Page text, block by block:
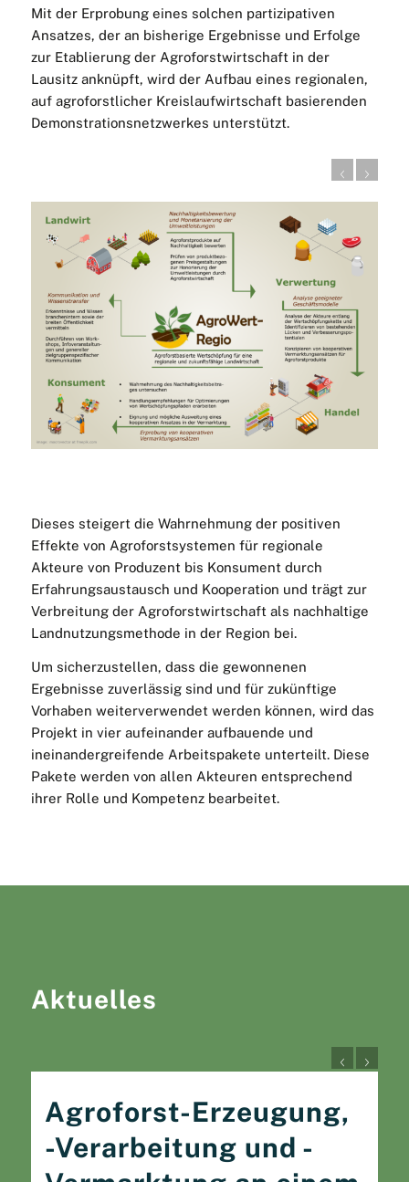
Mit der Erprobung eines solchen partizipativen
Ansatzes, der an bisherige Ergebnisse und Erfolge
zur Etablierung der Agroforstwirtschaft in der
Lausitz anknüpft, wird der Aufbau eines regionalen,
auf agroforstlicher Kreislaufwirtschaft basierenden
Demonstrationsnetzwerkes unterstützt.
Dieses steigert die Wahrnehmung der positiven
Effekte von Agroforstsystemen für regionale
Akteure von Produzent bis Konsument durch
Erfahrungsaustausch und Kooperation und trägt zur
Verbreitung der Agroforstwirtschaft als nachhaltige
Landnutzungsmethode in der Region bei.
Um sicherzustellen, dass die gewonnenen
Ergebnisse zuverlässig sind und für zukünftige
Vorhaben weiterverwendet werden können, wird das
Projekt in vier aufeinander aufbauende und
ineinandergreifende Arbeitspakete unterteilt. Diese
Pakete werden von allen Akteuren entsprechend
ihrer Rolle und Kompetenz bearbeitet.
Aktuelles
Agroforst-Erzeugung,
-Verarbeitung und -